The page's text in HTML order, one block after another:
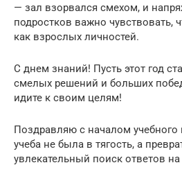
— зал взорвался смехом, и
подростков важно чувствовать,
как взрослых личностей.
С днем знаний! Пусть этот год
смелых решений и больших
идите к своим целям!
Поздравляю с началом
учеба не была в тягость, а
увлекательный поиск ответов